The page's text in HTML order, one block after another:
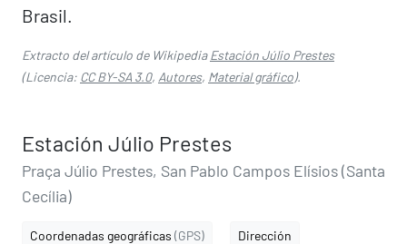
Brasil.
Extracto del artículo de WikipediaEstación Júlio Prestes
(Licencia: CC BY-SA 3.0, Autores, Material gráfico).
Estación Júlio Prestes
Praça Júlio Prestes, San Pablo Campos Elísios (Santa
Cecília)
Coordenadas geográficas (GPS) Dirección